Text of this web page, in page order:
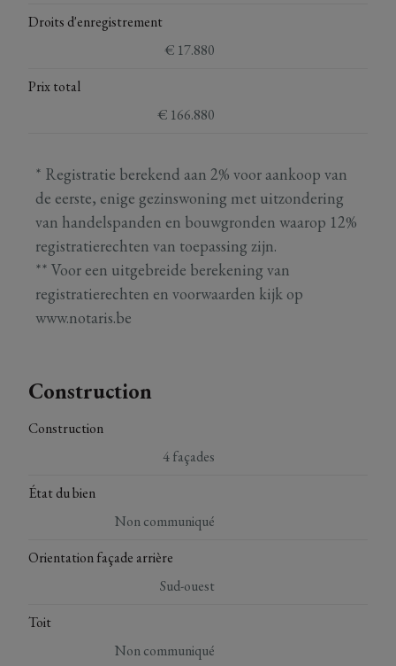
Droits d'enregistrement
€ 17.880
Prix total
€ 166.880
* Registratie berekend aan 2% voor aankoop van
de eerste, enige gezinswoning met uitzondering
van handelspanden en bouwgronden waarop 12%
registratierechten van toepassing zijn.
** Voor een uitgebreide berekening van
registratierechten en voorwaarden kijk op
www.notaris.be
Construction
Construction
4 façades
État du bien
Non communiqué
Orientation façade arrière
Sud-ouest
Toit
Non communiqué